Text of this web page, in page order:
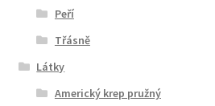
Peří
Třásně
Látky
Americký krep pružný